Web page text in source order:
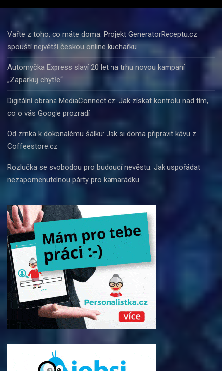
Vařte z toho, co máte doma: Projekt GeneratorReceptu.cz
spouští největší českou online kuchařku
Automyčka Express slaví 20 let na trhu novou kampaní
„Zaparkuj chytře“
Digitální obrana MediaConnect.cz: Jak získat kontrolu nad tím,
co o vás Google prozradí
Od zrnka k dokonalému šálku: Jak si doma připravit kávu z
Coffeestore.cz
Rozlučka se svobodou pro budoucí nevěstu: Jak uspořádat
nezapomenutelnou párty pro kamarádku